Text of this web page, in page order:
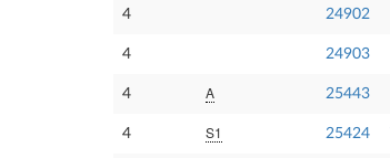
4 24902
4 24903
4 A 25443
4 S1 25424